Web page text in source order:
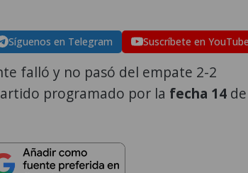
Síguenos en Telegram Suscríbete en
falló y no pasó del empate 2-2
programado por la fecha 14 de